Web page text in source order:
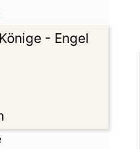
- Engel